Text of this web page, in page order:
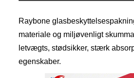
Raybone
materiale og miljøvenligt
letvægts, stødsikker, stærk
egenskaber.